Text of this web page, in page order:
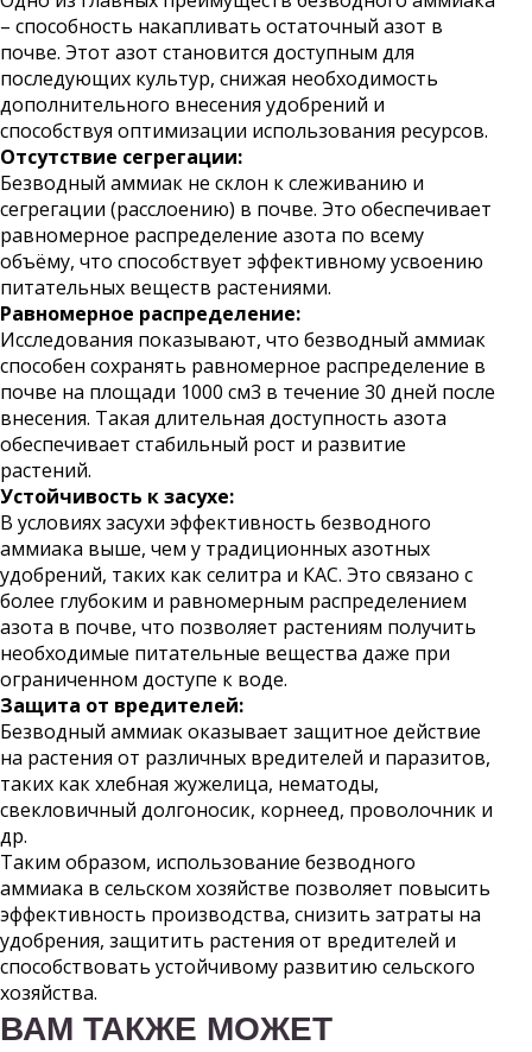
– способность накапливать остаточный азот в
почве. Этот азот становится доступным для
последующих культур, снижая необходимость
дополнительного внесения удобрений и
способствуя оптимизации использования ресурсов.
Отсутствие сегрегации:
Безводный аммиак не склон к слеживанию и
сегрегации (расслоению) в почве. Это обеспечивает
равномерное распределение азота по всему
объёму, что способствует эффективному усвоению
питательных веществ растениями.
Равномерное распределение:
Исследования показывают, что безводный аммиак
способен сохранять равномерное распределение в
почве на площади 1000 см3 в течение 30 дней после
внесения. Такая длительная доступность азота
обеспечивает стабильный рост и развитие
растений.
Устойчивость к засухе:
В условиях засухи эффективность безводного
аммиака выше, чем у традиционных азотных
удобрений, таких как селитра и КАС. Это связано с
более глубоким и равномерным распределением
азота в почве, что позволяет растениям получить
необходимые питательные вещества даже при
ограниченном доступе к воде.
Защита от вредителей:
Безводный аммиак оказывает защитное действие
на растения от различных вредителей и паразитов,
таких как хлебная жужелица, нематоды,
свекловичный долгоносик, корнеед, проволочник и
др.
Таким образом, использование безводного
аммиака в сельском хозяйстве позволяет повысить
эффективность производства, снизить затраты на
удобрения, защитить растения от вредителей и
способствовать устойчивому развитию сельского
хозяйства.
ВАМ ТАКЖЕ МОЖЕТ